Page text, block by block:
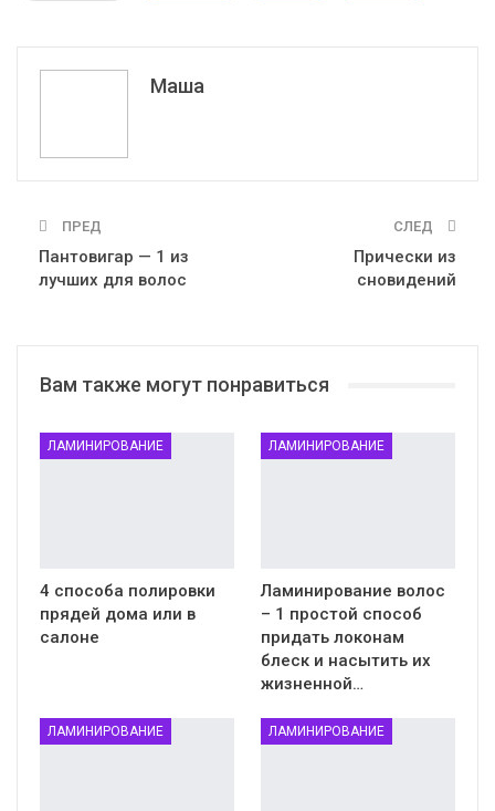
Эл. адрес
Маша
ПРЕД
Пантовигар — 1 из
лучших для волос
СЛЕД
Прически из
сновидений
Вам также могут понравиться
ЛАМИНИРОВАНИЕ
4 способа полировки
прядей дома или в
салоне
ЛАМИНИРОВАНИЕ
Ламинирование волос
– 1 простой способ
придать локонам
блеск и насытить их
жизненной…
ЛАМИНИРОВАНИЕ ЛАМИНИРОВАНИЕ